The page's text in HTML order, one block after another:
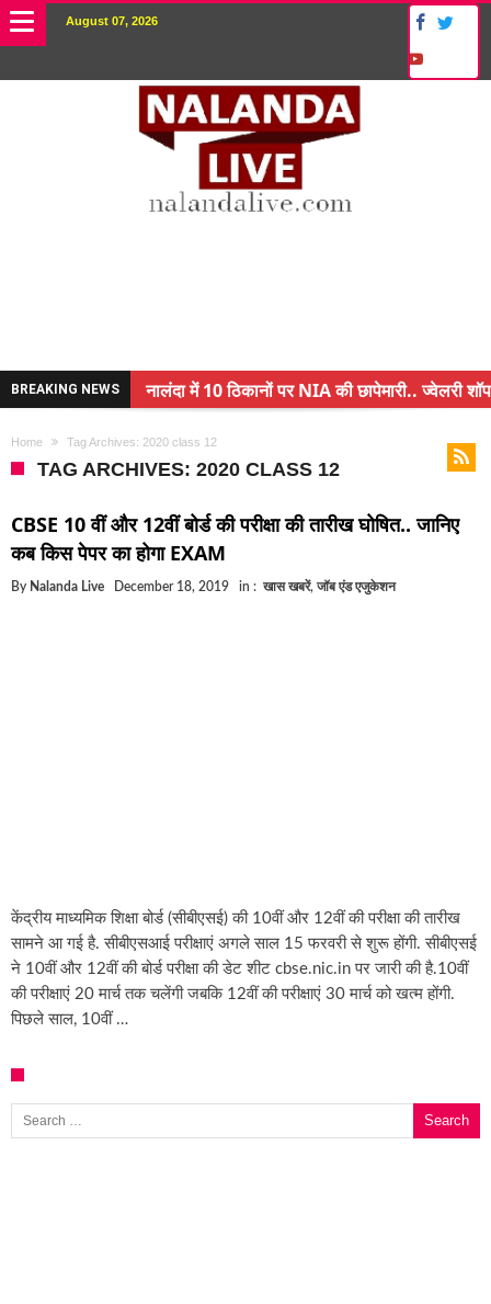
August 07, 2026
BREAKING NEWS
नालंदा में 10 ठिकानों पर NIA की छापेमारी.. ज्वेलरी शॉप
अंचल पदाधिकारी (CO) बर्खास्त.. फर्जीवाड़ा कर पाई थी
बिहार में एक और सिक्स लेन की मंजूरी.. जानिए किन-किन
क्रिकेटर ईशान किशन की शादी फिक्स, गर्लफ्रेंड से होगी
Home Tag Archives: 2020 class 12
TAG ARCHIVES: 2020 CLASS 12
CBSE 10 वीं और 12वीं बोर्ड की परीक्षा की तारीख घोषित.. जानिए
कब किस पेपर का होगा EXAM
By Nalanda Live December 18, 2019 in : खास खबरें, जॉब एंड एजुकेशन
केंद्रीय माध्यमिक शिक्षा बोर्ड (सीबीएसई) की 10वीं और 12वीं की परीक्षा की तारीख
सामने आ गई है. सीबीएसआई परीक्षाएं अगले साल 15 फरवरी से शुरू होंगी. सीबीएसई
ने 10वीं और 12वीं की बोर्ड परीक्षा की डेट शीट cbse.nic.in पर जारी की है.10वीं
की परीक्षाएं 20 मार्च तक चलेंगी जबकि 12वीं की परीक्षाएं 30 मार्च को खत्‍म होंगी.
पिछले साल, 10वीं …
Search for: